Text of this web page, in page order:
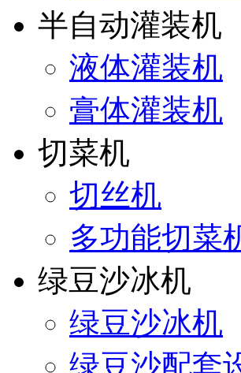
半自动灌装机
液体灌装机
膏体灌装机
切菜机
切丝机
多功能切菜
绿豆沙冰机
绿豆沙冰机
绿豆沙配套